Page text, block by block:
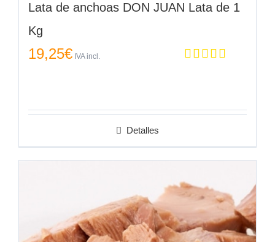
Lata de anchoas DON JUAN Lata de 1
Kg
19,25€ IVA incl.
Detalles